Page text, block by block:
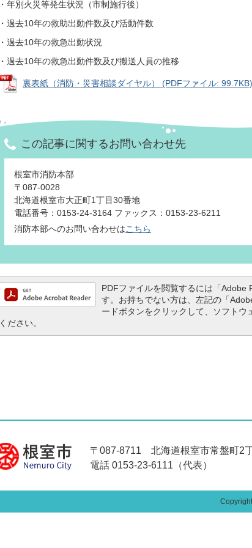
・年別火災等発生状況（市制施行後）
・過去10年の救助出動件数及び活動件数
・過去10年の救急出動状況
・過去10年の救急出動件数及び搬送人員の推移
裏表紙（消防・災害相談ダイヤル） (PDFファイル: 99.7KB)
この記事に関するお問い合わせ先
根室市消防本部
〒087-0028
北海道根室市大正町1丁目30番地
電話番号：0153-24-3164 ファックス：0153-23-6211
消防本部へのお問い合わせはこちら
PDFファイルを閲覧するには「
す。お持ちでない方は、左記の「
ードボタンをクリックして、ソフトウ
ください。
〒087-8711 北海道根室市常盤町2
電話 0153-23-6111（代表）